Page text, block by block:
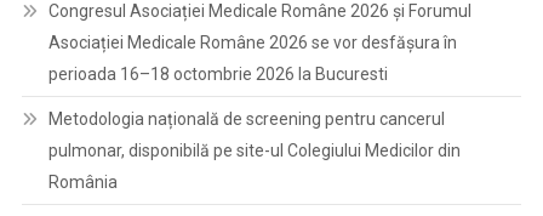
Congresul Asociației Medicale Române 2026 și Forumul
Asociației Medicale Române 2026 se vor desfășura în
perioada 16–18 octombrie 2026 la Bucuresti
Metodologia națională de screening pentru cancerul
pulmonar, disponibilă pe site-ul Colegiului Medicilor din
România